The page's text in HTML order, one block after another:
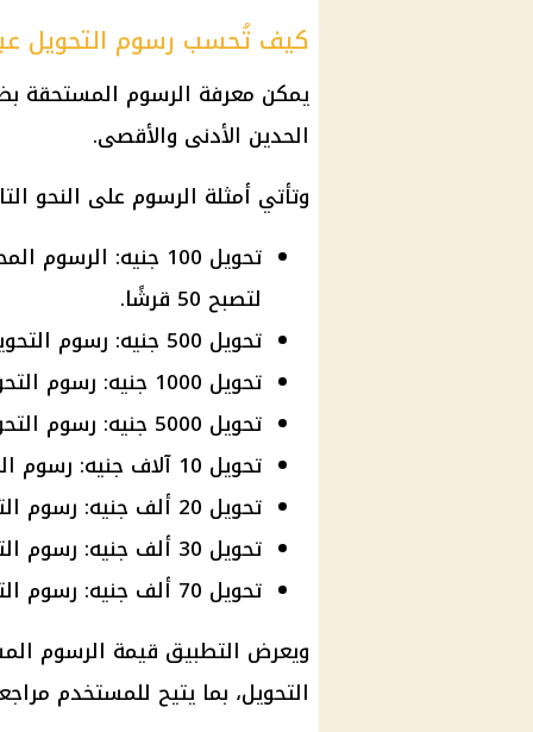
كيف تُحسب رسوم التحويل
الحدين الأدنى والأقصى.
وتأتي أمثلة الرسوم على النحو
لتصبح 50 قرشًا.
تحويل 500 جنيه: رسوم التحويل 50 قرشًا.
تحويل 1000 جنيه: رسوم التحويل جنيه واحد.
تحويل 5000 جنيه: رسوم التحويل 5 جنيهات.
تحويل 10 آلاف جنيه: رسوم التحويل 10 جنيهات.
تحويل 20 ألف جنيه: رسوم التحويل 20 جنيهًا.
تحويل 30 ألف جنيه: رسوم التحويل 20 جنيهًا بعد تطبيق الحد الأقصى.
تحويل 70 ألف جنيه: رسوم التحويل 20 جنيهًا.
ويعرض التطبيق قيمة الرسوم
التحويل، بما يتيح للمستخدم